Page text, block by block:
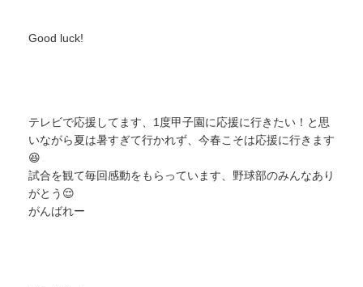
Good luck!
テレビで応援してます、1度甲子園に応援に行きたい！と思
いながら夏は暑すぎて行かれず、今春こそは応援に行きます
😆
試合を観て毎回感動をもらっています、野球部のみんなあり
がとう😌
がんばれー